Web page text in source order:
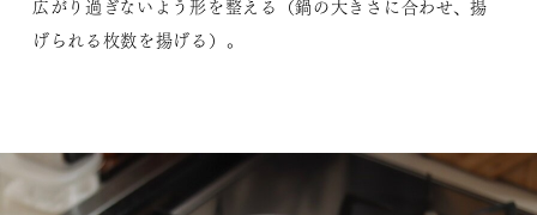
広がり過ぎないよう形を整える（鍋の大きさに合わせ、揚
げられる枚数を揚げる）。